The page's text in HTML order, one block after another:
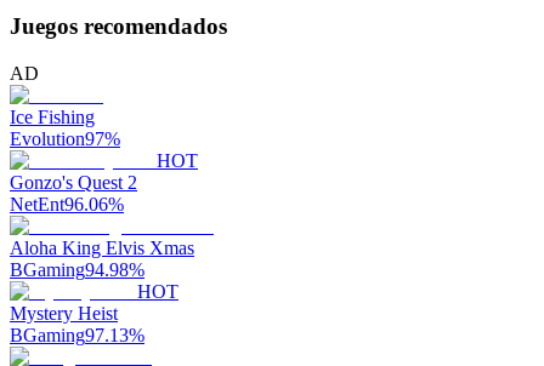
Juegos recomendados
AD
Ice Fishing
Evolution97%
HOT
Gonzo's Quest 2
NetEnt96.06%
Aloha King Elvis Xmas
BGaming94.98%
HOT
Mystery Heist
BGaming97.13%